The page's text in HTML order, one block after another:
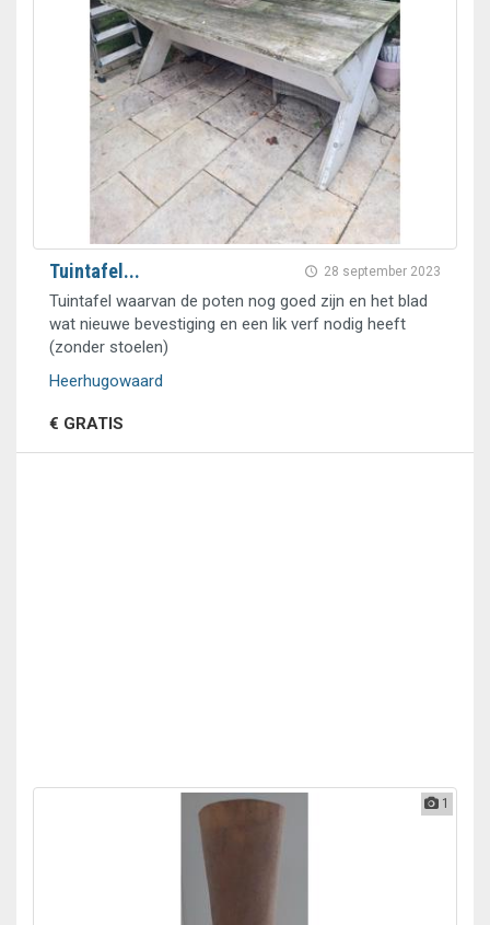
28 september 2023
Tuintafel...
Tuintafel waarvan de poten nog goed zijn en het blad
wat nieuwe bevestiging en een lik verf nodig heeft
(zonder stoelen)
Heerhugowaard
€ GRATIS
1